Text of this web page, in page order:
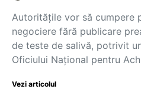
Autoritățile vor să cumpere
negociere fără publicare
de teste de salivă, potrivit
Oficiului Național pentru
Vezi articolul